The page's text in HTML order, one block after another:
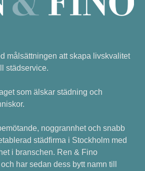
målsättningen att skapa livskvalitet
städservice.
som älskar städning och
noggrannhet och snabb
städfirma i Stockholm med
i branschen. Ren & Fino
har sedan dess bytt namn till